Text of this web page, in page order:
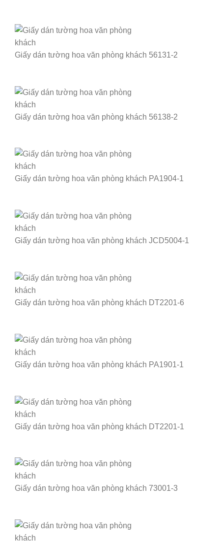
Giấy dán tường hoa văn phòng khách 56131-2
Giấy dán tường hoa văn phòng khách 56138-2
Giấy dán tường hoa văn phòng khách PA1904-1
Giấy dán tường hoa văn phòng khách JCD5004-1
Giấy dán tường hoa văn phòng khách DT2201-6
Giấy dán tường hoa văn phòng khách PA1901-1
Giấy dán tường hoa văn phòng khách DT2201-1
Giấy dán tường hoa văn phòng khách 73001-3